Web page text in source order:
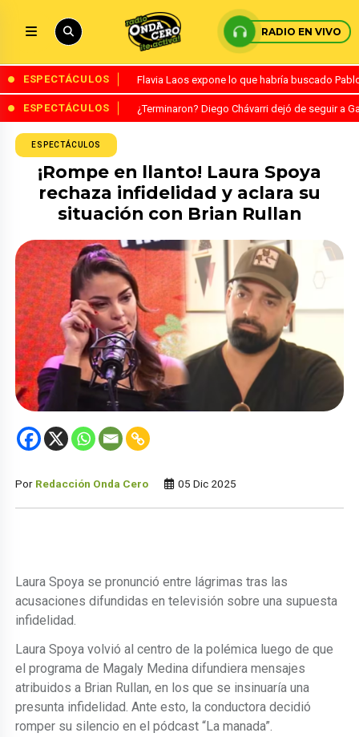
RADIO EN VIVO
ESPECTÁCULOS Flavia Laos expone lo que habría buscado
ESPECTÁCULOS ¿Terminaron? Diego Chávarri dejó de seguir a
ESPECTÁCULOS
¡Rompe en llanto! Laura Spoya
rechaza infidelidad y aclara su
situación con Brian Rullan
Por Redacción Onda Cero 05 Dic 2025
Laura Spoya se pronunció entre lágrimas tras las
acusaciones difundidas en televisión sobre una supuesta
infidelidad.
Laura Spoya volvió al centro de la polémica luego de que
el programa de Magaly Medina difundiera mensajes
atribuidos a Brian Rullan, en los que se insinuaría una
presunta infidelidad. Ante esto, la conductora decidió
romper su silencio en el pódcast “La manada”.